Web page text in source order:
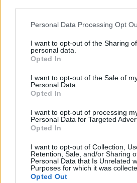
Please note that this website/app
not limited to your visit or usage
grant or deny consent to Google and
use your data for below specified
consent section.
Personal Data Processing Opt
I want to opt-out of the Sharing
personal data.
Opted In
I want to opt-out of the Sale of
Personal Data.
Opted In
I want to opt-out of processing
Personal Data for Targeted
Opted In
I want to opt-out of Collection,
Retention, Sale, and/or Sharing
Personal Data that Is Unrelated
Purposes for which it was
Opted Out
Staff